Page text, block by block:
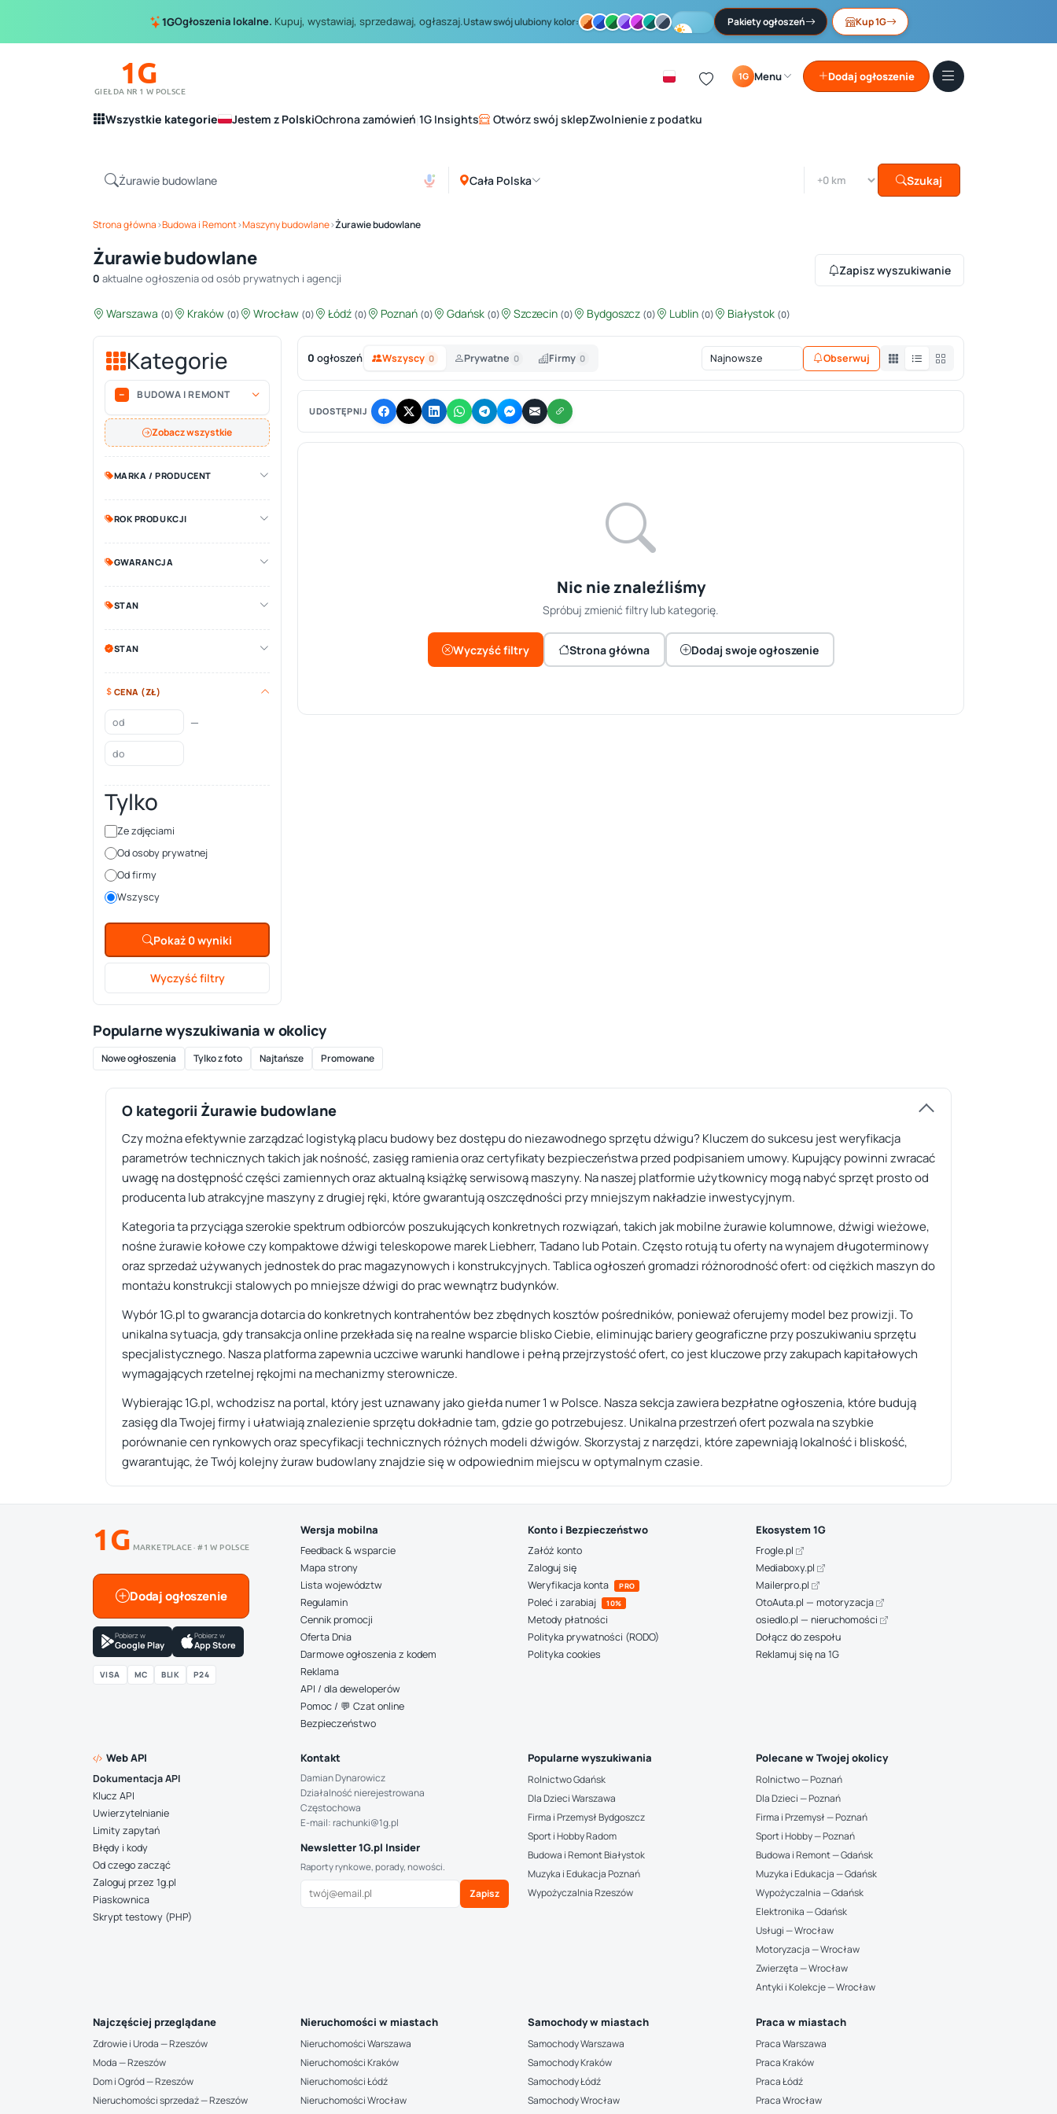
1GOgłoszenia lokalne. Kupuj, wystawiaj, sprzedawaj, ogłaszaj.Ustaw swój ulubiony kolor: Pakiety ogłoszeń Kup 1G
1G
GIEŁDA NR 1 W POLSCE
1G Menu Dodaj ogłoszenie
Wszystkie kategorie Jestem z PolskiOchrona zamówień 1G Insights Otwórz swój sklepZwolnienie z podatku
Cała Polska Szukaj
Strona główna›Budowa i Remont›Maszyny budowlane›Żurawie budowlane
Żurawie budowlane
0 aktualne ogłoszenia od osób prywatnych i agencji
Zapisz wyszukiwanie
Warszawa (0) Kraków (0) Wrocław (0) Łódź (0) Poznań (0) Gdańsk (0) Szczecin (0) Bydgoszcz (0) Lublin (0) Białystok (0)
Kategorie
BUDOWA I REMONT
Zobacz wszystkie
MARKA / PRODUCENT
ROK PRODUKCJI
GWARANCJA
STAN
STAN
CENA (ZŁ)
—
Tylko
Ze zdjęciami
Od osoby prywatnej
Od firmy
Wszyscy
Pokaż 0 wyniki
Wyczyść filtry
0 ogłoszeń Wszyscy 0 Prywatne 0 Firmy 0 Obserwuj
UDOSTĘPNIJ
Nic nie znaleźliśmy
Spróbuj zmienić filtry lub kategorię.
Wyczyść filtry Strona główna Dodaj swoje ogłoszenie
Popularne wyszukiwania w okolicy
Nowe ogłoszenia Tylko z foto Najtańsze Promowane
O kategorii Żurawie budowlane
Czy można efektywnie zarządzać logistyką placu budowy bez dostępu do niezawodnego sprzętu dźwigu? Kluczem do sukcesu jest weryfikacja
parametrów technicznych takich jak nośność, zasięg ramienia oraz certyfikaty bezpieczeństwa przed podpisaniem umowy. Kupujący powinni zwracać
uwagę na dostępność części zamiennych oraz aktualną książkę serwisową maszyny. Na naszej platformie użytkownicy mogą nabyć sprzęt prosto od
producenta lub atrakcyjne maszyny z drugiej ręki, które gwarantują oszczędności przy mniejszym nakładzie inwestycyjnym.
Kategoria ta przyciąga szerokie spektrum odbiorców poszukujących konkretnych rozwiązań, takich jak mobilne żurawie kolumnowe, dźwigi wieżowe,
nośne żurawie kołowe czy kompaktowe dźwigi teleskopowe marek Liebherr, Tadano lub Potain. Często rotują tu oferty na wynajem długoterminowy
oraz sprzedaż używanych jednostek do prac magazynowych i konstrukcyjnych. Tablica ogłoszeń gromadzi różnorodność ofert: od ciężkich maszyn do
montażu konstrukcji stalowych po mniejsze dźwigi do prac wewnątrz budynków.
Wybór 1G.pl to gwarancja dotarcia do konkretnych kontrahentów bez zbędnych kosztów pośredników, ponieważ oferujemy model bez prowizji. To
unikalna sytuacja, gdy transakcja online przekłada się na realne wsparcie blisko Ciebie, eliminując bariery geograficzne przy poszukiwaniu sprzętu
specjalistycznego. Nasza platforma zapewnia uczciwe warunki handlowe i pełną przejrzystość ofert, co jest kluczowe przy zakupach kapitałowych
wymagających rzetelnej rękojmi na mechanizmy sterownicze.
Wybierając 1G.pl, wchodzisz na portal, który jest uznawany jako giełda numer 1 w Polsce. Nasza sekcja zawiera bezpłatne ogłoszenia, które budują
zasięg dla Twojej firmy i ułatwiają znalezienie sprzętu dokładnie tam, gdzie go potrzebujesz. Unikalna przestrzeń ofert pozwala na szybkie
porównanie cen rynkowych oraz specyfikacji technicznych różnych modeli dźwigów. Skorzystaj z narzędzi, które zapewniają lokalność i bliskość,
gwarantując, że Twój kolejny żuraw budowlany znajdzie się w odpowiednim miejscu w optymalnym czasie.
1G MARKETPLACE · #1 W POLSCE
Dodaj ogłoszenie
Pobierz w
Google Play
Pobierz w
App Store
VISA MC BLIK P24
Wersja mobilna
Feedback & wsparcie
Mapa strony
Lista województw
Regulamin
Cennik promocji
Oferta Dnia
Darmowe ogłoszenia z kodem
Reklama
API / dla deweloperów
Pomoc / 💬 Czat online
Bezpieczeństwo
Konto i Bezpieczeństwo
Załóż konto
Zaloguj się
Weryfikacja konta
PRO
Poleć i zarabiaj 10%
Metody płatności
Polityka prywatności (RODO)
Polityka cookies
Ekosystem 1G
Frogle.pl
Mediaboxy.pl
Mailerpro.pl
OtoAuta.pl — motoryzacja
osiedlo.pl — nieruchomości
Dołącz do zespołu
Reklamuj się na 1G
Web API
Dokumentacja API
Klucz API
Uwierzytelnianie
Limity zapytań
Błędy i kody
Od czego zacząć
Zaloguj przez 1g.pl
Piaskownica
Skrypt testowy (PHP)
Kontakt
Damian Dynarowicz
Działalność nierejestrowana
Częstochowa
E-mail: rachunki@1g.pl
Newsletter 1G.pl Insider
Raporty rynkowe, porady, nowości.
Zapisz
Popularne wyszukiwania
Rolnictwo Gdańsk
Dla Dzieci Warszawa
Firma i Przemysł Bydgoszcz
Sport i Hobby Radom
Budowa i Remont Białystok
Muzyka i Edukacja Poznań
Wypożyczalnia Rzeszów
Polecane w Twojej okolicy
Rolnictwo — Poznań
Dla Dzieci — Poznań
Firma i Przemysł — Poznań
Sport i Hobby — Poznań
Budowa i Remont — Gdańsk
Muzyka i Edukacja — Gdańsk
Wypożyczalnia — Gdańsk
Elektronika — Gdańsk
Usługi — Wrocław
Motoryzacja — Wrocław
Zwierzęta — Wrocław
Antyki i Kolekcje — Wrocław
Najczęściej przeglądane
Zdrowie i Uroda — Rzeszów
Moda — Rzeszów
Dom i Ogród — Rzeszów
Nieruchomości sprzedaż — Rzeszów
Nieruchomości w miastach
Nieruchomości Warszawa
Nieruchomości Kraków
Nieruchomości Łódź
Nieruchomości Wrocław
Samochody w miastach
Samochody Warszawa
Samochody Kraków
Samochody Łódź
Samochody Wrocław
Praca w miastach
Praca Warszawa
Praca Kraków
Praca Łódź
Praca Wrocław